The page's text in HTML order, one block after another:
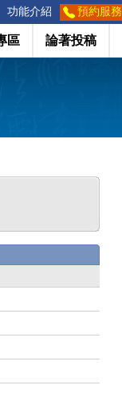
功能介紹 預約服務
區 論著投稿